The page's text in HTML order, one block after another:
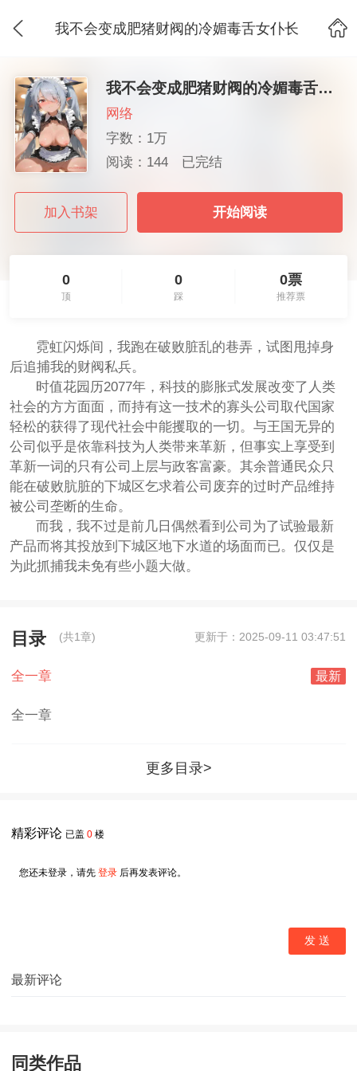
我不会变成肥猪财阀的冷媚毒舌女仆长
我不会变成肥猪财阀的冷媚毒舌女仆长
网络
字数：1万
阅读：144
已完结
加入书架 开始阅读
0
顶
0
踩
0票
推荐票
霓虹闪烁间，我跑在破败脏乱的巷弄，试图甩掉身
后追捕我的财阀私兵。
时值花园历2077年，科技的膨胀式发展改变了人类
社会的方方面面，而持有这一技术的寡头公司取代国家
轻松的获得了现代社会中能攫取的一切。与王国无异的
公司似乎是依靠科技为人类带来革新，但事实上享受到
革新一词的只有公司上层与政客富豪。其余普通民众只
能在破败肮脏的下城区乞求着公司废弃的过时产品维持
被公司垄断的生命。
而我，我不过是前几日偶然看到公司为了试验最新
产品而将其投放到下城区地下水道的场面而已。仅仅是
为此抓捕我未免有些小题大做。
目录 (共1章) 更新于：2025-09-11 03:47:51
全一章 最新
全一章
更多目录>
精彩评论 已盖0 楼
您还未登录，请先登录 后再发表评论。
发 送
最新评论
同类作品